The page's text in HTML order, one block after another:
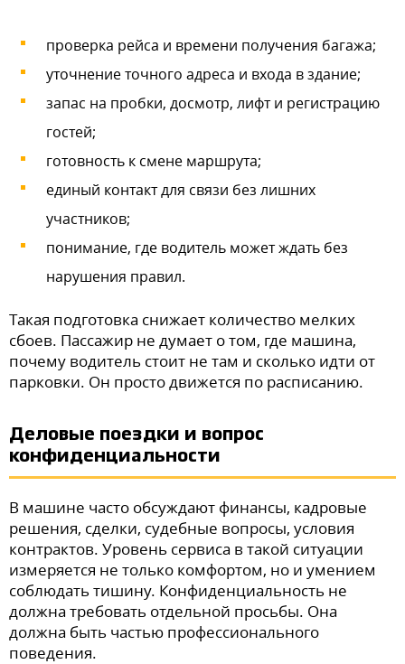
проверка рейса и времени получения багажа;
уточнение точного адреса и входа в здание;
запас на пробки, досмотр, лифт и регистрацию
гостей;
готовность к смене маршрута;
единый контакт для связи без лишних
участников;
понимание, где водитель может ждать без
нарушения правил.
Такая подготовка снижает количество мелких
сбоев. Пассажир не думает о том, где машина,
почему водитель стоит не там и сколько идти от
парковки. Он просто движется по расписанию.
Деловые поездки и вопрос
конфиденциальности
В машине часто обсуждают финансы, кадровые
решения, сделки, судебные вопросы, условия
контрактов. Уровень сервиса в такой ситуации
измеряется не только комфортом, но и умением
соблюдать тишину. Конфиденциальность не
должна требовать отдельной просьбы. Она
должна быть частью профессионального
поведения.